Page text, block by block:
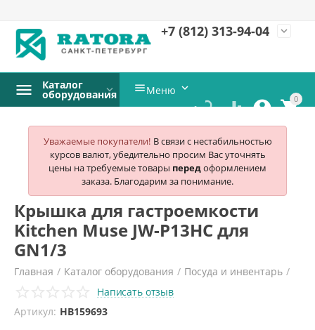
+7 (812) 313-94-04 expand_more
0


 
Каталог
оборудования Меню 
Уважаемые покупатели! В связи с нестабильностью
курсов валют, убедительно просим Вас уточнять
цены на требуемые товары передоформлением
заказа. Благодарим за понимание.
Крышка для гастроемкости
Kitchen Muse JW-P13HC для
GN1/3
Главная / Каталог оборудования / Посуда и инвентарь /
Kitchen muse /
Написать отзыв
Артикул: HB159693